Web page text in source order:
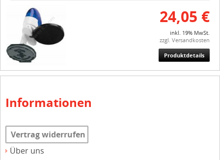
24,05 €
inkl. 19% MwSt.
zzgl. Versandkosten
Produktdetails
Informationen
Vertrag widerrufen
Über uns